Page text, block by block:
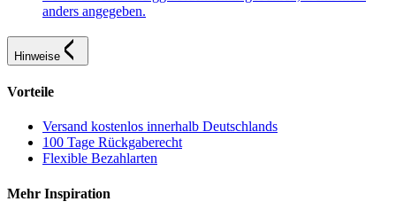
anders angegeben.
Hinweise
Vorteile
Versand kostenlos innerhalb Deutschlands
100 Tage Rückgaberecht
Flexible Bezahlarten
Mehr Inspiration